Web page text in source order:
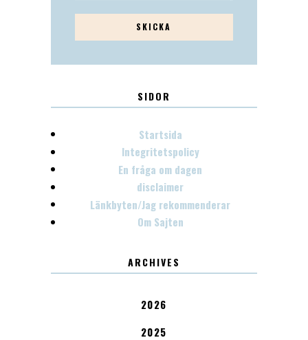
SIDOR
Startsida
Integritetspolicy
En fråga om dagen
disclaimer
Länkbyten/Jag rekommenderar
Om Sajten
ARCHIVES
2026
2025